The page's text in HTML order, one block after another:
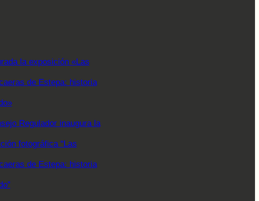
la exposición «Las
de Estepa: historia
Regulador inaugura la
fotográfica “Las
de Estepa: historia